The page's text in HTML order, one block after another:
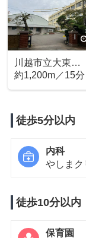
川越市立大東中
学校
約1,200m／15分
徒歩5分以内
内科
やしまク
徒歩10分以内
保育園